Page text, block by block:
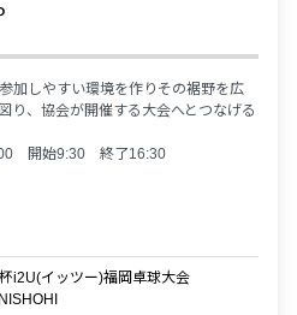
加しやすい環境を作りその裾野を広
り、協会が開催する大会へとつなげる
開始9:30 終了16:30
i2U(イッツー)福岡卓球大会